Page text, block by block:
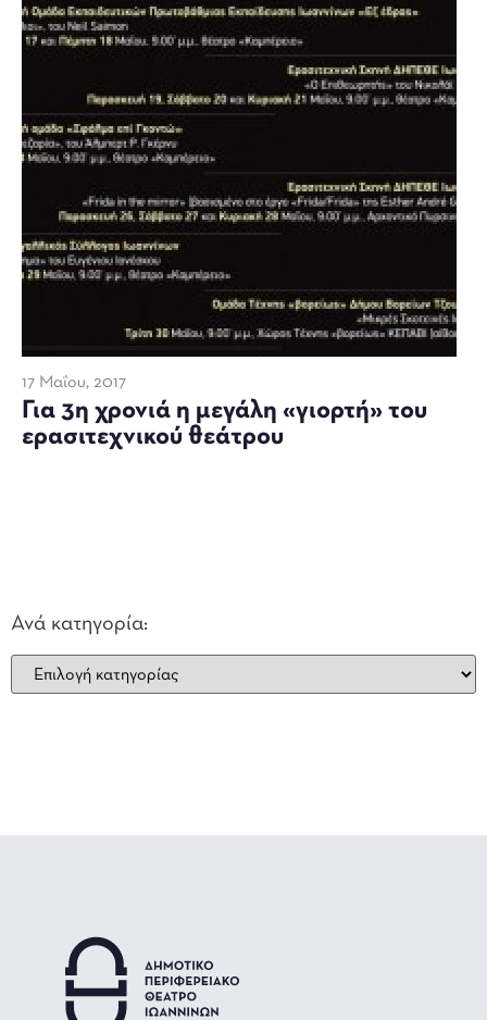
17 Μαΐου, 2017
Για 3η χρονιά η μεγάλη «γιορτή» του
ερασιτεχνικού θεάτρου
Ανά κατηγορία: